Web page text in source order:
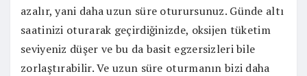
azalır, yani daha uzun süre oturursunuz. Günde altı
saatinizi oturarak geçirdiğinizde, oksijen tüketim
seviyeniz düşer ve bu da basit egzersizleri bile
zorlaştırabilir. Ve uzun süre oturmanın bizi daha